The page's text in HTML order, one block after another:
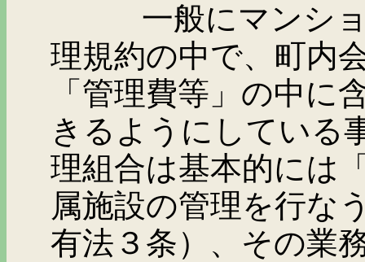
一般にマンション
理規約の中で、町内
「管理費等」の中に
きるようにしている
理組合は基本的には
属施設の管理を行な
有法３条）、その業